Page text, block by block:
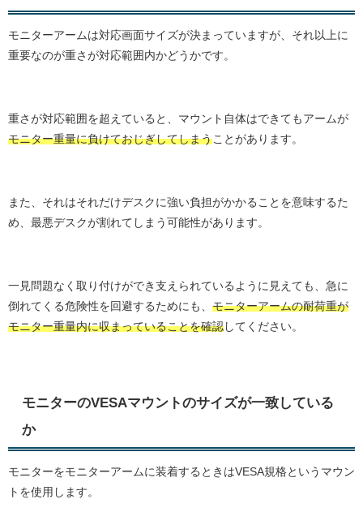
モニターアームは対応画面サイズが決まっていますが、それ以上に
重要なのが重さが対応範囲内かどうかです。
重さが対応範囲を超えていると、マウント自体はできてもアームが
モニター重量に負けておじぎしてしまうことがあります。
また、それはそれだけデスクに強い負担がかかることを意味するた
め、最悪デスクが割れてしまう可能性があります。
一見問題なく取り付けができ支えられているように見えても、急に
倒れてくる危険性を回避するためにも、 モニターアームの耐荷重が
モニター重量内に収まっていることを確認 してください。
モニターのVESAマウントのサイズが一致している
か
モニターをモニターアームに装着するときはVESA規格というマウン
トを使用します。